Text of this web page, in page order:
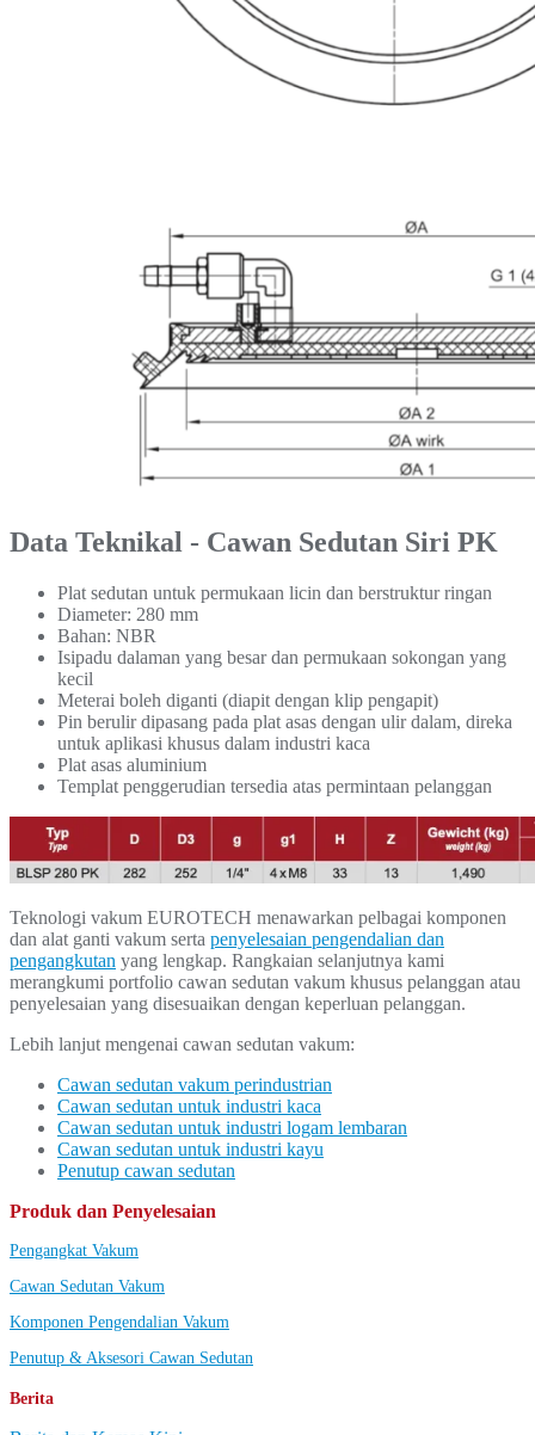
Data Teknikal - Cawan Sedutan Siri PK
Plat sedutan untuk permukaan licin dan berstruktur ringan
Diameter: 280 mm
Bahan: NBR
Isipadu dalaman yang besar dan permukaan sokongan yang
kecil
Meterai boleh diganti (diapit dengan klip pengapit)
Pin berulir dipasang pada plat asas dengan ulir dalam, direka
untuk aplikasi khusus dalam industri kaca
Plat asas aluminium
Templat penggerudian tersedia atas permintaan pelanggan
Teknologi vakum EUROTECH menawarkan pelbagai komponen
dan alat ganti vakum serta penyelesaian pengendalian dan
pengangkutan yang lengkap. Rangkaian selanjutnya kami
merangkumi portfolio cawan sedutan vakum khusus pelanggan atau
penyelesaian yang disesuaikan dengan keperluan pelanggan.
Lebih lanjut mengenai cawan sedutan vakum:
Cawan sedutan vakum perindustrian
Cawan sedutan untuk industri kaca
Cawan sedutan untuk industri logam lembaran
Cawan sedutan untuk industri kayu
Penutup cawan sedutan
Produk dan Penyelesaian
Pengangkat Vakum
Cawan Sedutan Vakum
Komponen Pengendalian Vakum
Penutup & Aksesori Cawan Sedutan
Berita